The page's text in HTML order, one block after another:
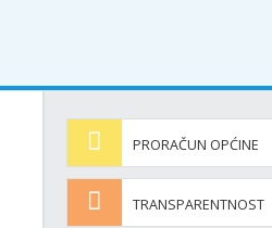
PRORAČUN OPĆINE
TRANSPARENTNOST